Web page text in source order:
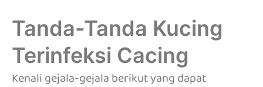
Tanda-Tanda Kucing
Terinfeksi Cacing
Kenali gejala-gejala berikut yang dapat